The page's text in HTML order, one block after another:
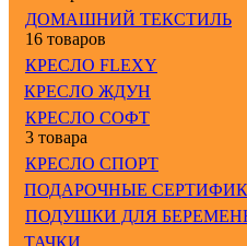
ДОМАШНИЙ ТЕКСТИЛЬ
16 товаров
КРЕСЛО FLEXY
КРЕСЛО ЖДУН
КРЕСЛО СОФТ
3 товара
КРЕСЛО СПОРТ
ПОДАРОЧНЫЕ
ПОДУШКИ ДЛЯ
ТАЧКИ